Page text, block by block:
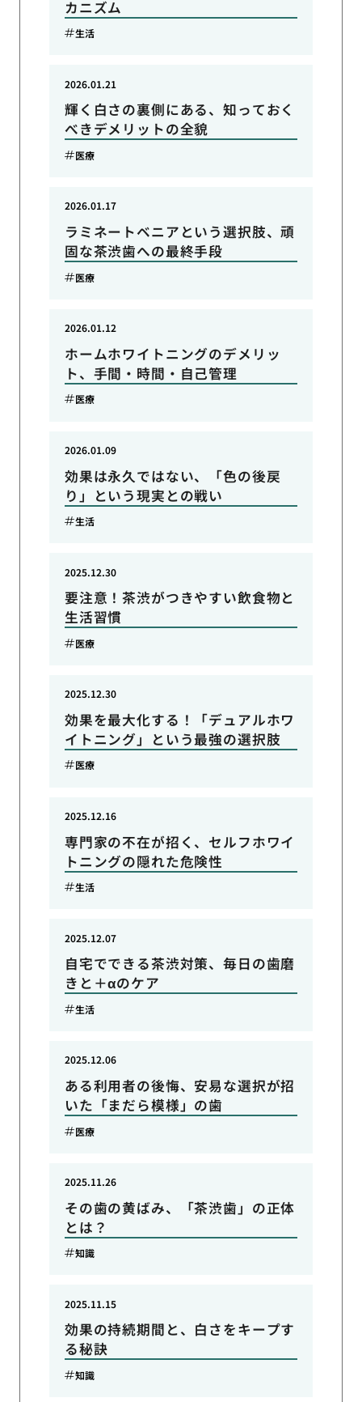
カニズム
生活
輝く白さの裏側にある、知っておく
べきデメリットの全貌
2026.01.21
医療
ラミネートベニアという選択肢、頑
固な茶渋歯への最終手段
2026.01.17
医療
ホームホワイトニングのデメリッ
ト、手間・時間・自己管理
2026.01.12
医療
効果は永久ではない、「色の後戻
り」という現実との戦い
2026.01.09
生活
要注意！茶渋がつきやすい飲食物と
生活習慣
2025.12.30
医療
効果を最大化する！「デュアルホワ
イトニング」という最強の選択肢
2025.12.30
医療
専門家の不在が招く、セルフホワイ
トニングの隠れた危険性
2025.12.16
生活
自宅でできる茶渋対策、毎日の歯磨
きと＋αのケア
2025.12.07
生活
ある利用者の後悔、安易な選択が招
いた「まだら模様」の歯
2025.12.06
医療
その歯の黄ばみ、「茶渋歯」の正体
とは？
2025.11.26
知識
効果の持続期間と、白さをキープす
る秘訣
2025.11.15
知識